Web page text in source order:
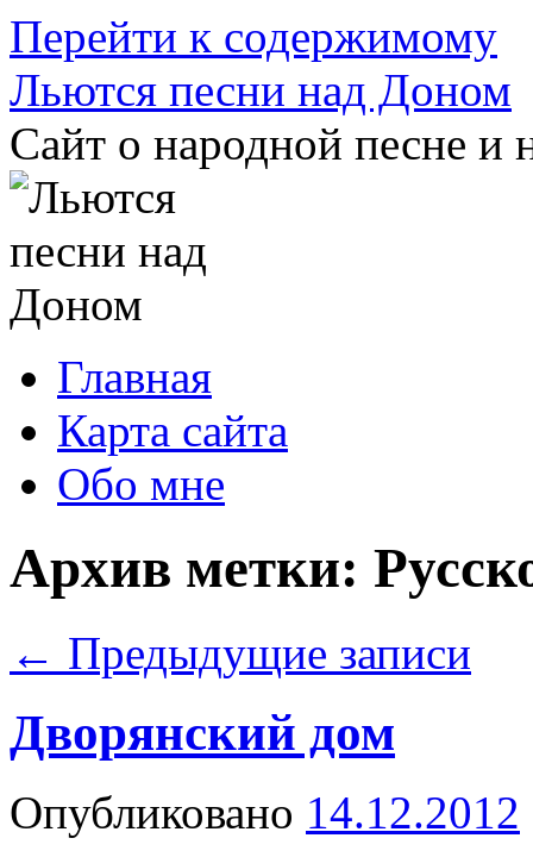
Перейти к содержимому
Льются песни над Доном
Сайт о народной песне и
Главная
Карта сайта
Обо мне
Архив метки:
← Предыдущие записи
Дворянский дом
Опубликовано 14.12.2012